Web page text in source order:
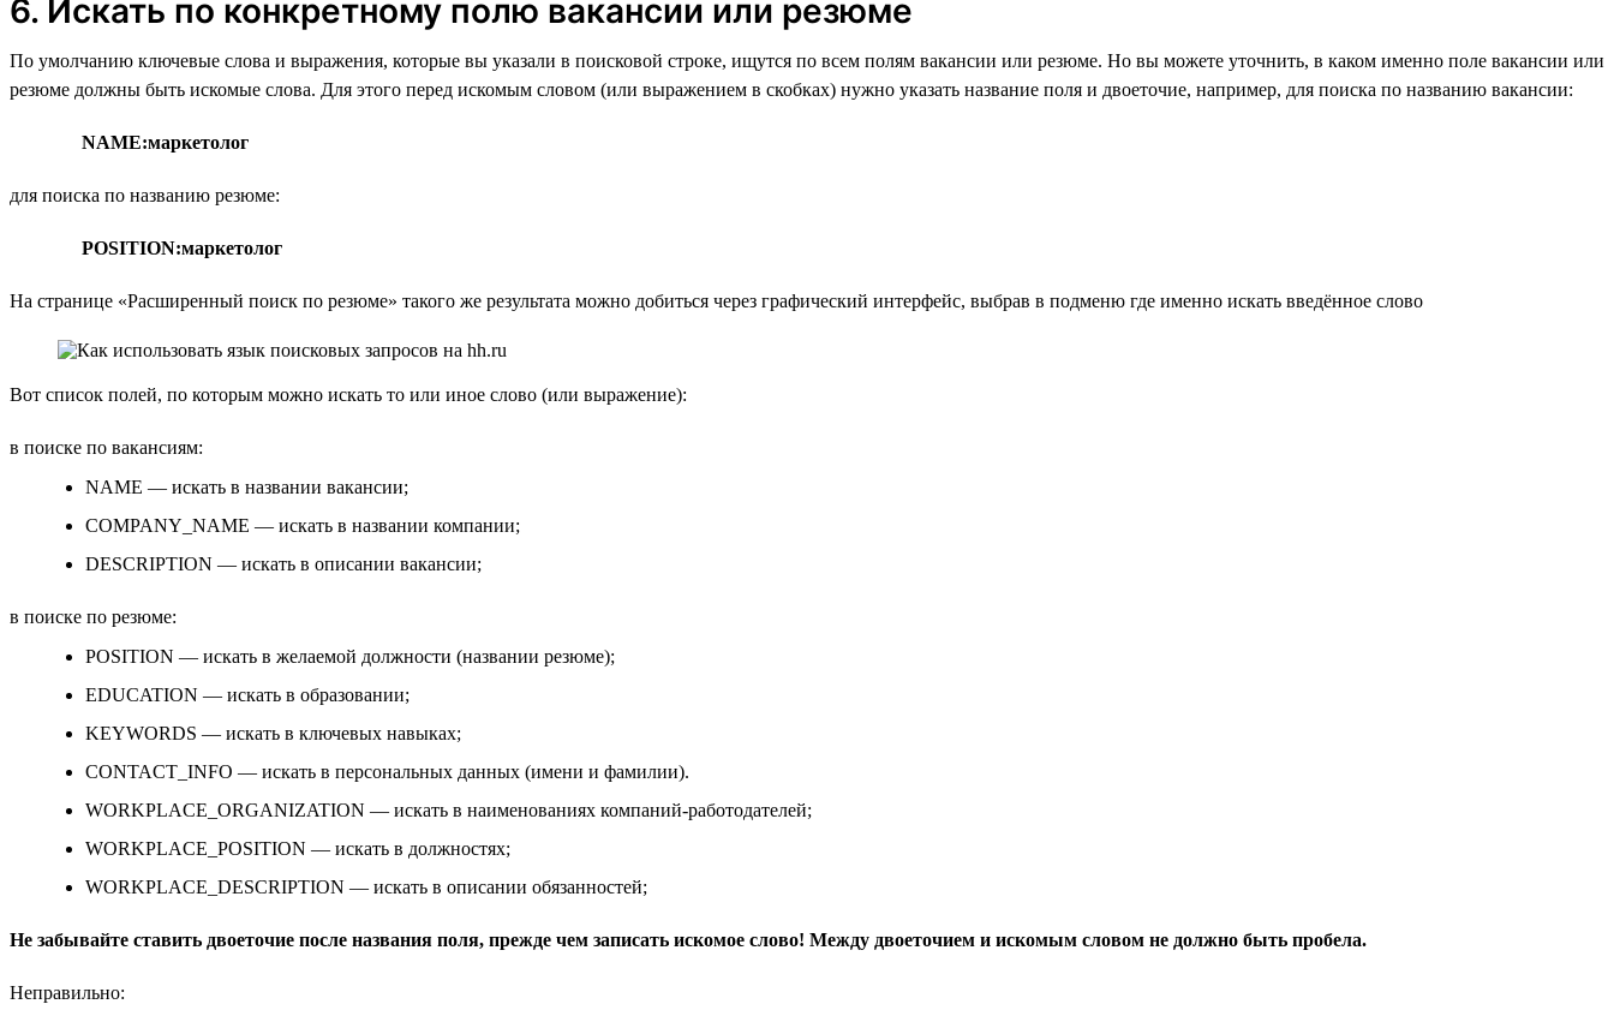
6. Искать по конкретному полю вакансии или резюме
По умолчанию ключевые слова и выражения, которые вы указали в поисковой строке, ищутся по всем полям вакансии или резюме. Но вы можете уточнить, в каком именно поле вакансии или
резюме должны быть искомые слова. Для этого перед искомым словом (или выражением в скобках) нужно указать название поля и двоеточие, например, для поиска по названию вакансии:
NAME:маркетолог
для поиска по названию резюме:
POSITION:маркетолог
На странице «Расширенный поиск по резюме» такого же результата можно добиться через графический интерфейс, выбрав в подменю где именно искать введённое слово
Вот список полей, по которым можно искать то или иное слово (или выражение):
в поиске по вакансиям:
NAME — искать в названии вакансии;
COMPANY_NAME — искать в названии компании;
DESCRIPTION — искать в описании вакансии;
в поиске по резюме:
POSITION — искать в желаемой должности (названии резюме);
EDUCATION — искать в образовании;
KEYWORDS — искать в ключевых навыках;
CONTACT_INFO — искать в персональных данных (имени и фамилии).
WORKPLACE_ORGANIZATION — искать в наименованиях компаний-работодателей;
WORKPLACE_POSITION — искать в должностях;
WORKPLACE_DESCRIPTION — искать в описании обязанностей;
Не забывайте ставить двоеточие после названия поля, прежде чем записать искомое слово! Между двоеточием и искомым словом не должно быть пробела.
Неправильно: